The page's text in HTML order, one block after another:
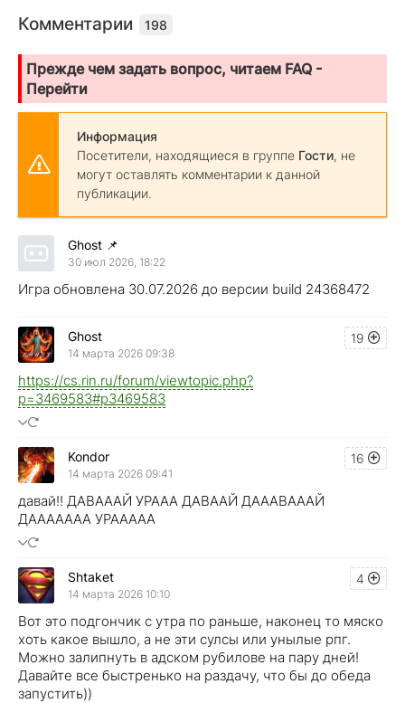
Комментарии 198
Прежде чем задать вопрос, читаем FAQ -
Перейти
Информация
Посетители, находящиеся в группе Гости, не
могут оставлять комментарии к данной
публикации.
Ghost 📌
30 июл 2026, 18:22
Игра обновлена 30.07.2026 до версии build 24368472
19
Ghost
14 марта 2026 09:38
https://cs.rin.ru/forum/viewtopic.php?
p=3469583#p3469583
16
Kondor
14 марта 2026 09:41
давай!! ДАВАААЙ УРААА ДАВААЙ ДАААВАААЙ
ДААААААА УРААААА
4
Shtaket
14 марта 2026 10:10
Вот это подгончик с утра по раньше, наконец то мяско
хоть какое вышло, а не эти сулсы или унылые рпг.
Можно залипнуть в адском рубилове на пару дней!
Давайте все быстренько на раздачу, что бы до обеда
запустить))